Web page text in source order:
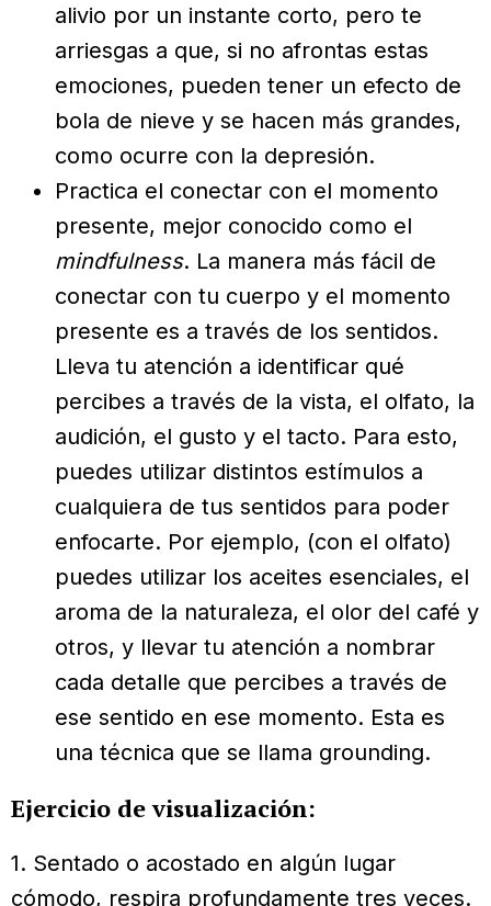
alivio por un instante corto, pero te
arriesgas a que, si no afrontas estas
emociones, pueden tener un efecto de
bola de nieve y se hacen más grandes,
como ocurre con la depresión.
Practica el conectar con el momento
presente, mejor conocido como el
mindfulness. La manera más fácil de
conectar con tu cuerpo y el momento
presente es a través de los sentidos.
Lleva tu atención a identificar qué
percibes a través de la vista, el olfato, la
audición, el gusto y el tacto. Para esto,
puedes utilizar distintos estímulos a
cualquiera de tus sentidos para poder
enfocarte. Por ejemplo, (con el olfato)
puedes utilizar los aceites esenciales, el
aroma de la naturaleza, el olor del café y
otros, y llevar tu atención a nombrar
cada detalle que percibes a través de
ese sentido en ese momento. Esta es
una técnica que se llama grounding.
Ejercicio de visualización:
1. Sentado o acostado en algún lugar
cómodo, respira profundamente tres veces.